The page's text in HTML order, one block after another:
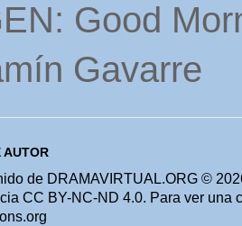
Good
Gavarre
AUTOR
de DRAMAVIRTUAL.ORG ©
CC BY-NC-ND 4.0. Para ver una